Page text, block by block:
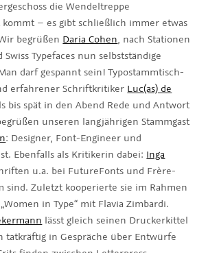
die Wendeltreppe
– es gibt schließlich immer etwas
begrüßen Daria Cohen, nach Stationen
Typefaces nun selbstständige
darf gespannt sein! Typostammtisch-
erfahrener Schriftkritiker Luc(as) de
bis spät in den Abend Rede und Antwort
unseren langjährigen Stammgast
: Designer, Font-Engineer und
Ebenfalls als Kritikerin dabei: Inga
u.a. bei FutureFonts und Frère-
sind. Zuletzt kooperierte sie im Rahmen
in Type“ mit Flavia Zimbardi.
lässt gleich seinen Druckerkittel
tatkräftig in Gespräche über Entwürfe